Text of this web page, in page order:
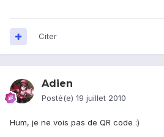
Citer
Adien
Posté(e) 19 juillet 2010
Hum, je ne vois pas de QR code :)